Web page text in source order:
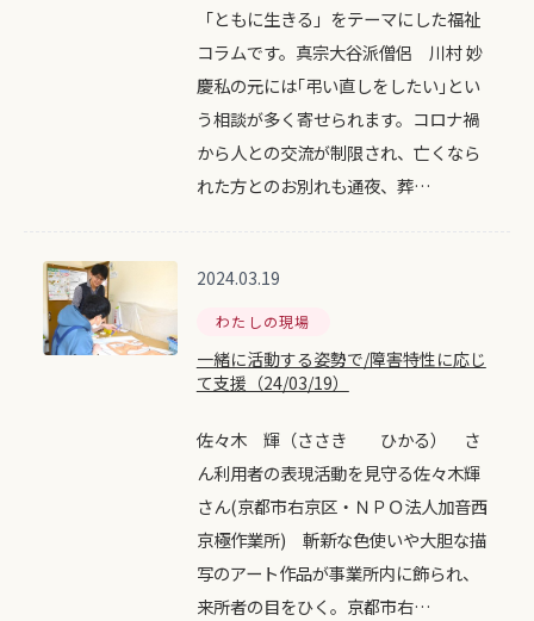
「ともに生きる」をテーマにした福祉
コラムです。真宗大谷派僧侶 川村 妙
慶私の元には｢弔い直しをしたい｣とい
う相談が多く寄せられます。コロナ禍
から人との交流が制限され、亡くなら
れた方とのお別れも通夜、葬…
2024.03.19
わたしの現場
一緒に活動する姿勢で/障害特性に応じ
て支援（24/03/19）
佐々木 輝（ささき ひかる） さ
ん利用者の表現活動を見守る佐々木輝
さん(京都市右京区・ＮＰＯ法人加音西
京極作業所) 斬新な色使いや大胆な描
写のアート作品が事業所内に飾られ、
来所者の目をひく。京都市右…